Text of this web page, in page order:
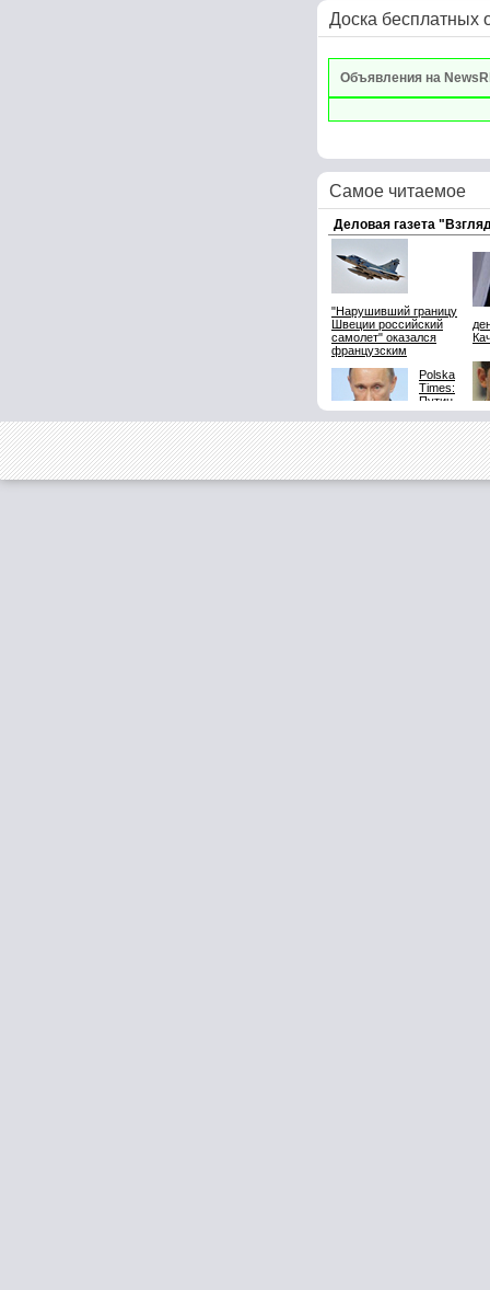
Доска бесплатных
Объявления на
Самое читаемое